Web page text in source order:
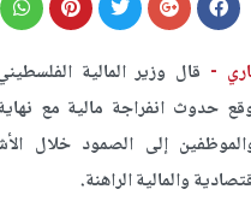
- قال وزير المالية
حدوث انفراجة مالية مع نهاية
إلى الصمود خلال
والمالية الراهنة.